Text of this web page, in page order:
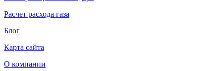
Расчет расхода газа
Блог
Карта сайта
О компании